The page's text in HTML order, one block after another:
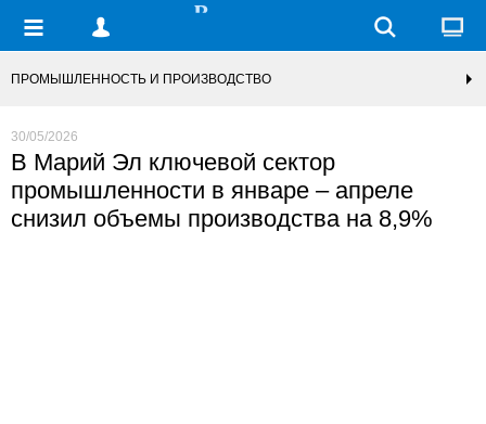
ПРОМЫШЛЕННОСТЬ И ПРОИЗВОДСТВО
30/05/2026
В Марий Эл ключевой сектор
промышленности в январе – апреле
снизил объемы производства на 8,9%